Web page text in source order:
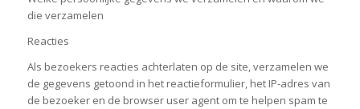
die verzamelen
Reacties
Als bezoekers reacties achterlaten op de site, verzamelen we
de gegevens getoond in het reactieformulier, het IP-adres van
de bezoeker en de browser user agent om te helpen spam te